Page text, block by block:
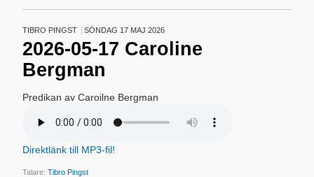
TIBRO PINGST SÖNDAG 17 MAJ 2026
2026-05-17 Caroline
Bergman
Predikan av Caroilne Bergman
Direktlänk till MP3-fil!
Talare:Tibro Pingst